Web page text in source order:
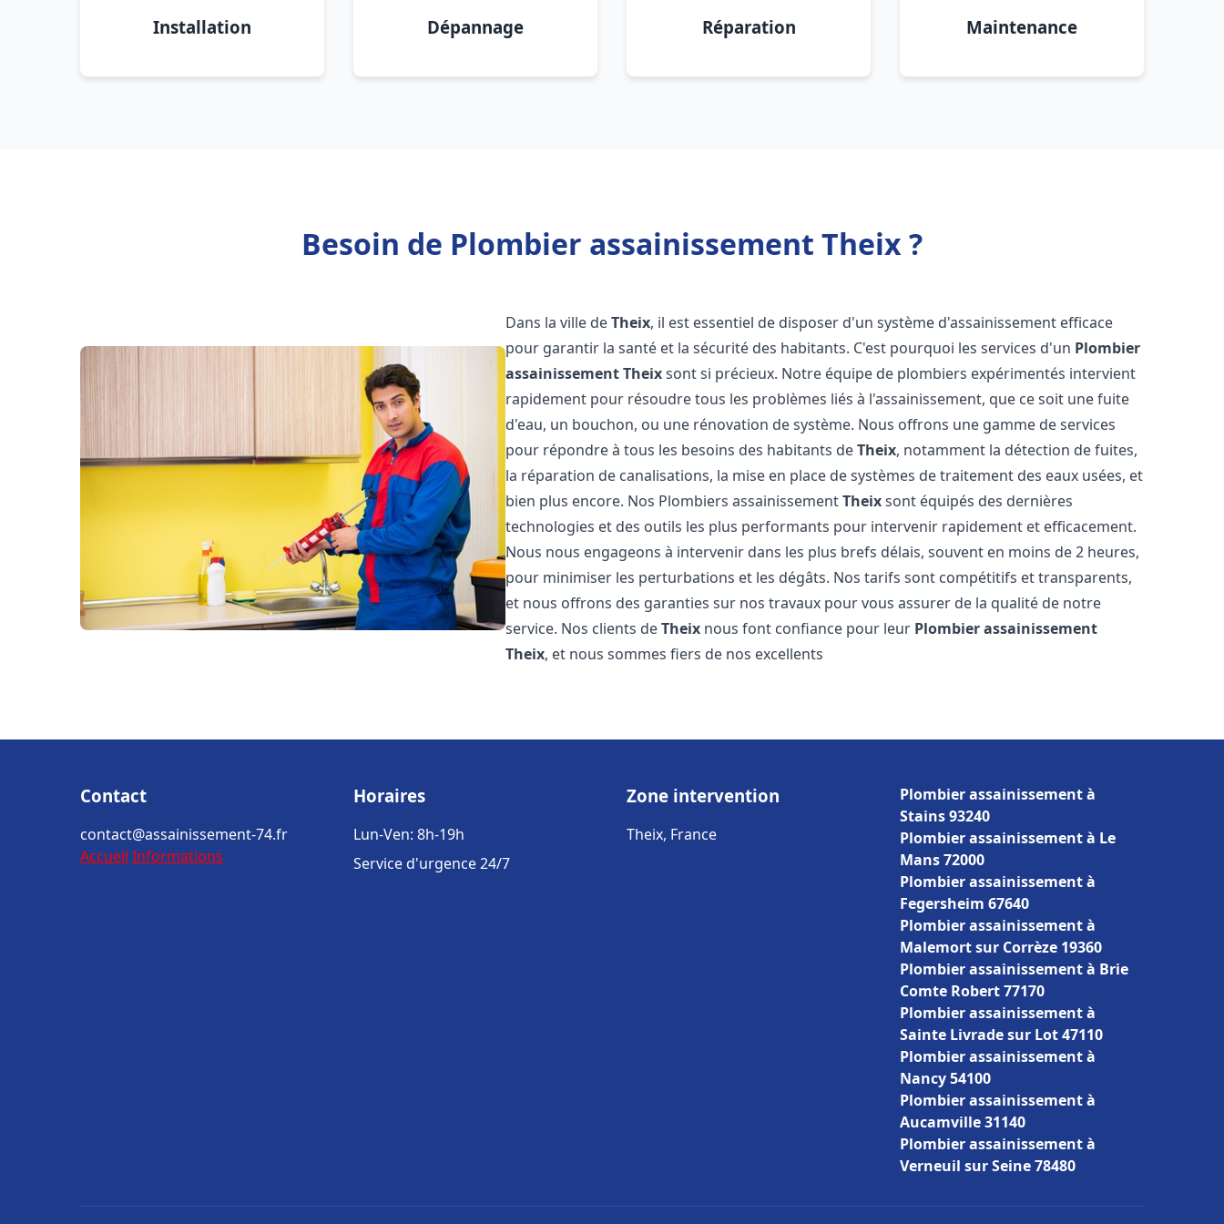
Installation Dépannage Réparation Maintenance
Besoin de Plombier assainissement Theix ?
Dans la ville deTheix, il est essentiel de disposer d'un système d'assainissement efficace
pour garantir la santé et la sécurité des habitants. C'est pourquoi les services d'un Plombier
assainissementTheixsont si précieux. Notre équipe de plombiers expérimentés intervient
rapidement pour résoudre tous les problèmes liés à l'assainissement, que ce soit une fuite
d'eau, un bouchon, ou une rénovation de système. Nous offrons une gamme de services
pour répondre à tous les besoins des habitants deTheix, notamment la détection de fuites,
la réparation de canalisations, la mise en place de systèmes de traitement des eaux usées, et
bien plus encore. Nos Plombiers assainissementTheixsont équipés des dernières
technologies et des outils les plus performants pour intervenir rapidement et efficacement.
Nous nous engageons à intervenir dans les plus brefs délais, souvent en moins de 2 heures,
pour minimiser les perturbations et les dégâts. Nos tarifs sont compétitifs et transparents,
et nous offrons des garanties sur nos travaux pour vous assurer de la qualité de notre
service. Nos clients deTheix nous font confiance pour leur Plombier assainissement
Theix, et nous sommes fiers de nos excellents
Contact
contact@assainissement-74.fr
Accueil Informations
Horaires
Lun-Ven: 8h-19h
Service d'urgence 24/7
Zone intervention
Theix, France
Plombier assainissement à
Stains 93240
Plombier assainissement à Le
Mans 72000
Plombier assainissement à
Fegersheim 67640
Plombier assainissement à
Malemort sur Corrèze 19360
Plombier assainissement à Brie
Comte Robert 77170
Plombier assainissement à
Sainte Livrade sur Lot 47110
Plombier assainissement à
Nancy 54100
Plombier assainissement à
Aucamville 31140
Plombier assainissement à
Verneuil sur Seine 78480